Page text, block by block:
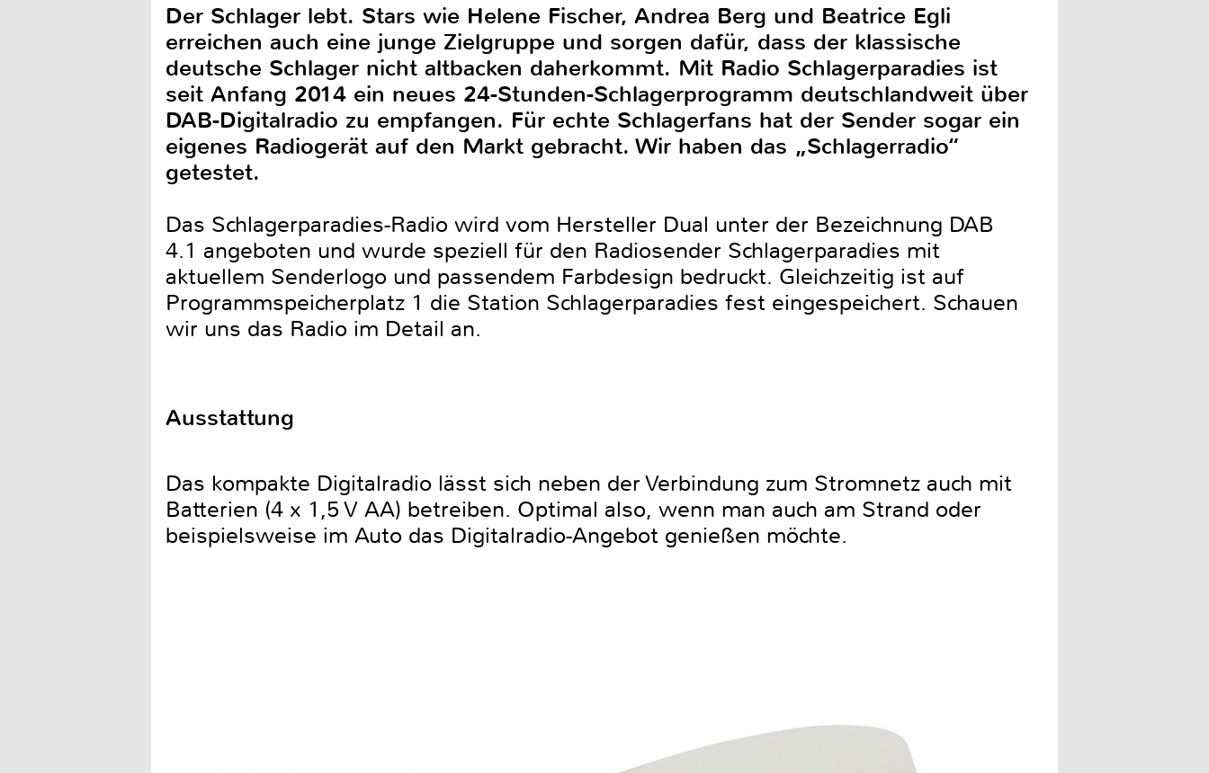
Der Schlager lebt. Stars wie Helene Fischer, Andrea Berg und Beatrice Egli
erreichen auch eine junge Zielgruppe und sorgen dafür, dass der klassische
deutsche Schlager nicht altbacken daherkommt. Mit Radio Schlagerparadies ist
seit Anfang 2014 ein neues 24-Stunden-Schlagerprogramm deutschlandweit über
DAB-Digitalradio zu empfangen. Für echte Schlagerfans hat der Sender sogar ein
eigenes Radiogerät auf den Markt gebracht. Wir haben das „Schlagerradio“
getestet.
Das Schlagerparadies-Radio wird vom Hersteller Dual unter der Bezeichnung DAB
4.1 angeboten und wurde speziell für den Radiosender Schlagerparadies mit
aktuellem Senderlogo und passendem Farbdesign bedruckt. Gleichzeitig ist auf
Programmspeicherplatz 1 die Station Schlagerparadies fest eingespeichert. Schauen
wir uns das Radio im Detail an.
Ausstattung
Das kompakte Digitalradio lässt sich neben der Verbindung zum Stromnetz auch mit
Batterien (4 x 1,5 V AA) betreiben. Optimal also, wenn man auch am Strand oder
beispielsweise im Auto das Digitalradio-Angebot genießen möchte.